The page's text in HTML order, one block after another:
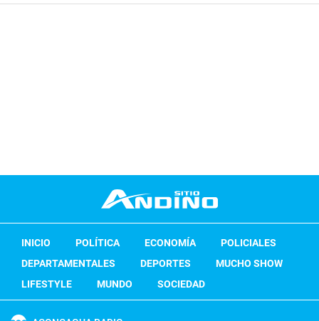
INICIO POLÍTICA ECONOMÍA
POLICIALES
DEPARTAMENTALES
DEPORTES
MUCHO SHOW
LIFESTYLE
MUNDO SOCIEDAD